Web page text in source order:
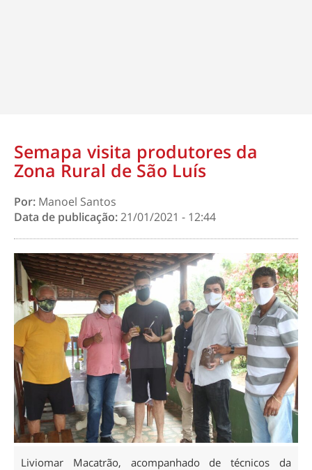
Semapa visita produtores da
Zona Rural de São Luís
Por: Manoel Santos
Data de publicação:21/01/2021 - 12:44
Liviomar Macatrão, acompanhado de técnicos da